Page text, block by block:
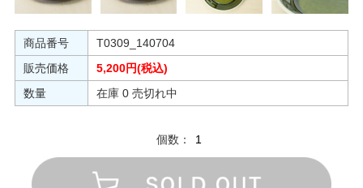
商品番号
T0309_140704
販売価格
5,200円(税込)
数量
在庫 0 売切れ中
個数：